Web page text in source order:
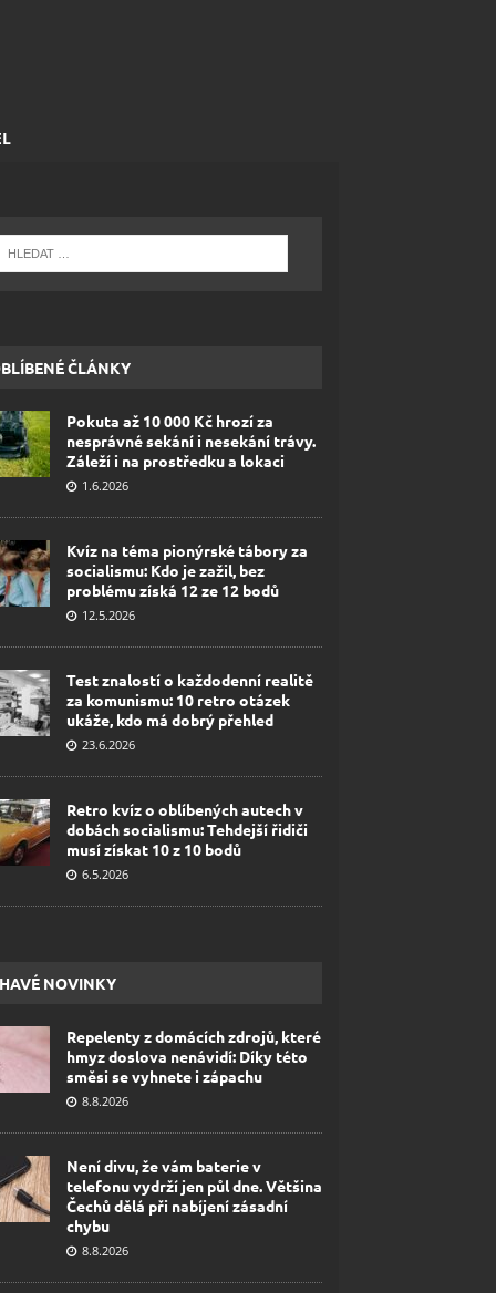
ČLÁNKY
Pokuta až 10 000 Kč hrozí za
nesprávné sekání i nesekání trávy.
Záleží i na prostředku a lokaci
1.6.2026
Kvíz na téma pionýrské tábory za
socialismu: Kdo je zažil, bez
problému získá 12 ze 12 bodů
12.5.2026
Test znalostí o každodenní realitě
za komunismu: 10 retro otázek
ukáže, kdo má dobrý přehled
23.6.2026
Retro kvíz o oblíbených autech v
dobách socialismu: Tehdejší řidiči
musí získat 10 z 10 bodů
6.5.2026
NOVINKY
Repelenty z domácích zdrojů, které
hmyz doslova nenávidí: Díky této
směsi se vyhnete i zápachu
8.8.2026
Není divu, že vám baterie v
telefonu vydrží jen půl dne. Většina
Čechů dělá při nabíjení zásadní
chybu
8.8.2026